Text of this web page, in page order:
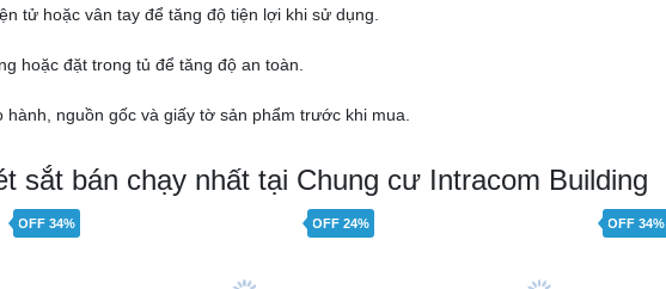
tử hoặc vân tay để tăng độ tiện lợi khi sử dụng.
hoặc đặt trong tủ để tăng độ an toàn.
hành, nguồn gốc và giấy tờ sản phẩm trước khi mua.
sắt bán chạy nhất tại Chung cư Intracom Building
OFF 34% OFF 24% OFF 34%